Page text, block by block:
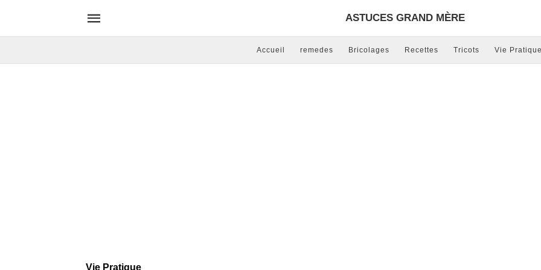
ASTUCES GRAND MÈRE
Accueil remedes Bricolages Recettes Tricots Vie Pratique
Vie Pratique